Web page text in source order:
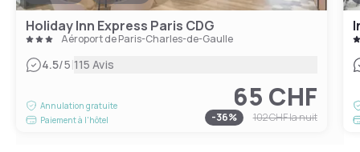
Holiday Inn Express Paris CDG
Aéroport de Paris-Charles-de-Gaulle
4.5/5|115 Avis
Annulation gratuite
Paiement à l'hôtel
65 CHF
-36% 102 CHFla nuit